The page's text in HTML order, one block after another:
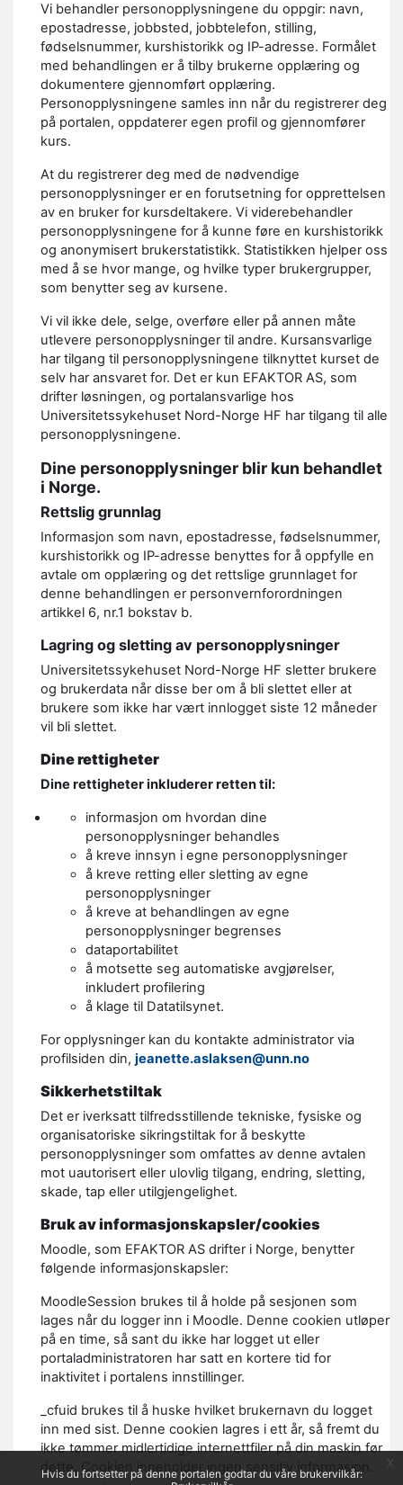
Hvis du fortsetter på denne portalen godtar du våre brukervilkår:
Vi behandler personopplysningene du oppgir: navn,
epostadresse, jobbsted, jobbtelefon, stilling,
fødselsnummer, kurshistorikk og IP-adresse. Formålet
med behandlingen er å tilby brukerne opplæring og
dokumentere gjennomført opplæring.
Personopplysningene samles inn når du registrerer deg
på portalen, oppdaterer egen profil og gjennomfører
kurs.
At du registrerer deg med de nødvendige
personopplysninger er en forutsetning for opprettelsen
av en bruker for kursdeltakere. Vi viderebehandler
personopplysningene for å kunne føre en kurshistorikk
og anonymisert brukerstatistikk. Statistikken hjelper oss
med å se hvor mange, og hvilke typer brukergrupper,
som benytter seg av kursene.
Vi vil ikke dele, selge, overføre eller på annen måte
utlevere personopplysninger til andre. Kursansvarlige
har tilgang til personopplysningene tilknyttet kurset de
selv har ansvaret for. Det er kun EFAKTOR AS, som
drifter løsningen, og portalansvarlige hos
Universitetssykehuset Nord-Norge HF har tilgang til alle
personopplysningene.
Dine personopplysninger blir kun behandlet
i Norge.
Rettslig grunnlag
Informasjon som navn, epostadresse, fødselsnummer,
kurshistorikk og IP-adresse benyttes for å oppfylle en
avtale om opplæring og det rettslige grunnlaget for
denne behandlingen er personvernforordningen
artikkel 6, nr.1 bokstav b.
Lagring og sletting av personopplysninger
Universitetssykehuset Nord-Norge HF sletter brukere
og brukerdata når disse ber om å bli slettet eller at
brukere som ikke har vært innlogget siste 12 måneder
vil bli slettet.
Dine rettigheter
Dine rettigheter inkluderer retten til:
informasjon om hvordan dine
personopplysninger behandles
å kreve innsyn i egne personopplysninger
å kreve retting eller sletting av egne
personopplysninger
å kreve at behandlingen av egne
personopplysninger begrenses
dataportabilitet
å motsette seg automatiske avgjørelser,
inkludert profilering
å klage til Datatilsynet.
For opplysninger kan du kontakte administrator via
profilsiden din, jeanette.aslaksen@unn.no
Sikkerhetstiltak
Det er iverksatt tilfredsstillende tekniske, fysiske og
organisatoriske sikringstiltak for å beskytte
personopplysninger som omfattes av denne avtalen
mot uautorisert eller ulovlig tilgang, endring, sletting,
skade, tap eller utilgjengelighet.
Bruk av informasjonskapsler/cookies
Moodle, som EFAKTOR AS drifter i Norge, benytter
følgende informasjonskapsler:
MoodleSession brukes til å holde på sesjonen som
lages når du logger inn i Moodle. Denne cookien utløper
på en time, så sant du ikke har logget ut eller
portaladministratoren har satt en kortere tid for
inaktivitet i portalens innstillinger.
_cfuid brukes til å huske hvilket brukernavn du logget
inn med sist. Denne cookien lagres i ett år, så fremt du
ikke tømmer midlertidige internettfiler på din maskin før
dette. Cookien inneholder ingen sensitiv informasjon.